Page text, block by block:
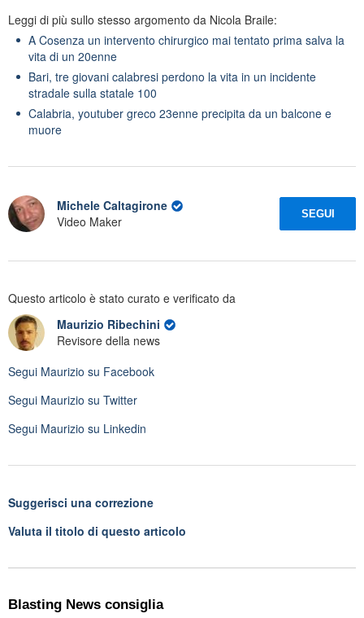
Leggi di più sullo stesso argomento da Nicola Braile:
A Cosenza un intervento chirurgico mai tentato prima salva la
vita di un 20enne
Bari, tre giovani calabresi perdono la vita in un incidente
stradale sulla statale 100
Calabria, youtuber greco 23enne precipita da un balcone e
muore
Michele Caltagirone
Video Maker
SEGUI
Questo articolo è stato curato e verificato da
Maurizio Ribechini
Revisore della news
Segui Maurizio su Facebook
Segui Maurizio su Twitter
Segui Maurizio su Linkedin
Suggerisci una correzione
Valuta il titolo di questo articolo
Blasting News consiglia